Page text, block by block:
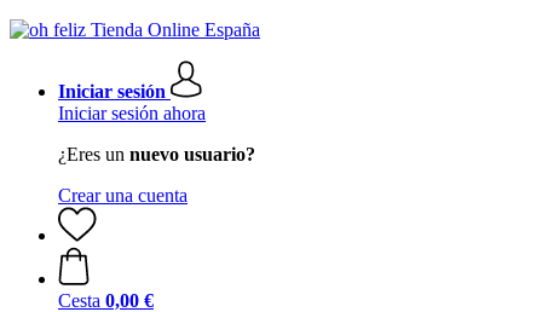
Iniciar sesión
Iniciar sesión ahora
¿Eres un nuevo usuario?
Crear una cuenta
Cesta 0,00 €